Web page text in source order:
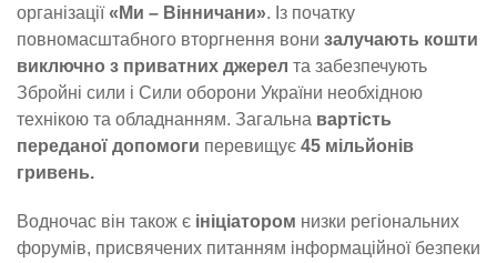
організації«Ми – Вінничани». Із початку
повномасштабного вторгнення вони залучають кошти
виключно з приватних джерел та забезпечують
Збройні сили і Сили оборони України необхідною
технікою та обладнанням. Загальна вартість
переданої допомоги перевищує 45 мільйонів
гривень.
Водночас він також є ініціатором низки регіональних
форумів, присвячених питанням інформаційної безпеки